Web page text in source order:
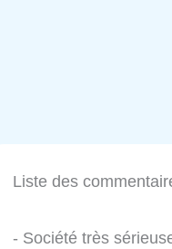
Liste des
- Société très